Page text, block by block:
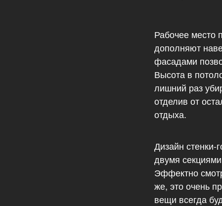
Рабочее место
дополняют
фасадами
Высота в
лишний раз
отделив от
отдыха.
Дизайн стенки-
двумя
Эффектно
же, это очень
вещи всегда